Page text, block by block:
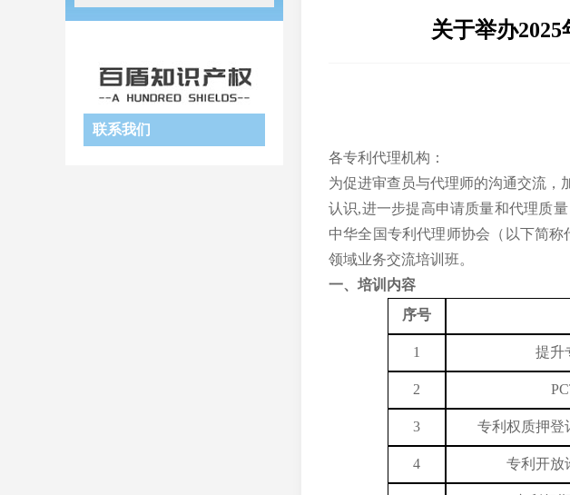
联系我们
关于举办
各专利代理机构：
为促进审查员与代理师的沟通交流，
认识,进一步提高申请质量和代理质
中华全国专利代理师协会 （以下简称
领域业务交流培训班。
一、培训 内容
序号
1 提升
2
3 专利权质押登
4 专利开放